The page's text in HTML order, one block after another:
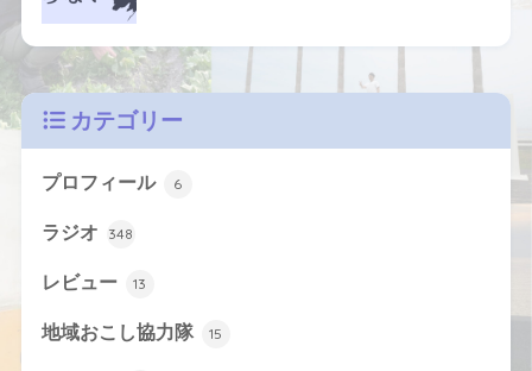
カテゴリー
プロフィール 6
ラジオ 348
レビュー 13
地域おこし協力隊 15